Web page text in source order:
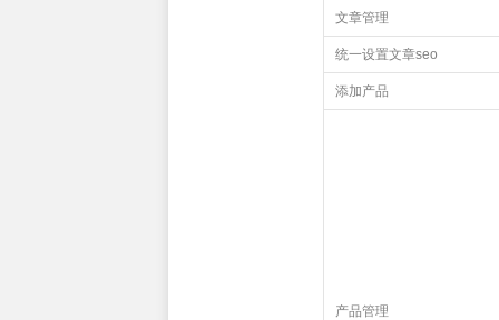
文章管理
统一设置文章seo
添加产品
产品管理